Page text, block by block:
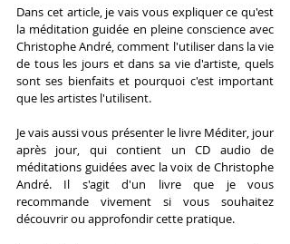
Dans cet article, je vais vous expliquer ce qu'est
la méditation guidée en pleine conscience avec
Christophe André, comment l'utiliser dans la vie
de tous les jours et dans sa vie d'artiste, quels
sont ses bienfaits et pourquoi c'est important
que les artistes l'utilisent.
Je vais aussi vous présenter le livre Méditer, jour
après jour, qui contient un CD audio de
méditations guidées avec la voix de Christophe
André. Il s'agit d'un livre que je vous
recommande vivement si vous souhaitez
découvrir ou approfondir cette pratique.